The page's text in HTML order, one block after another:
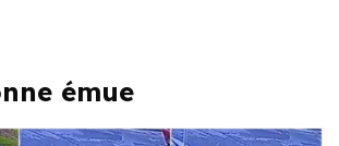
émue